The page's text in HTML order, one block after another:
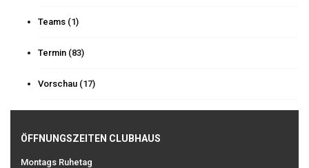
Teams (1)
Termin (83)
Vorschau (17)
ÖFFNUNGSZEITEN CLUBHAUS
Montags Ruhetag